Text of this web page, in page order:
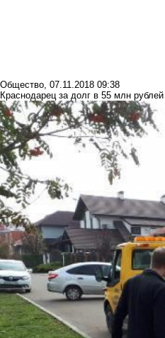
Общество, 07.11.2018 09:38
Краснодарец за долг в 55 млн